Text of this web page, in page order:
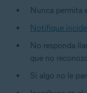
Nunca permita
Notifique
No responda
que no
Si algo no le